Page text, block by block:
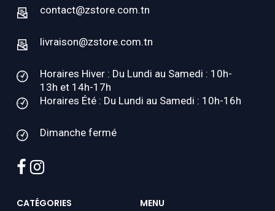
contact@zstore.com.tn
livraison@zstore.com.tn
Horaires Hiver : Du Lundi au Samedi : 10h-
13h et 14h-17h
Horaires Été : Du Lundi au Samedi : 10h-16h
Dimanche fermé
facebook
instagram
CATÉGORIES MENU